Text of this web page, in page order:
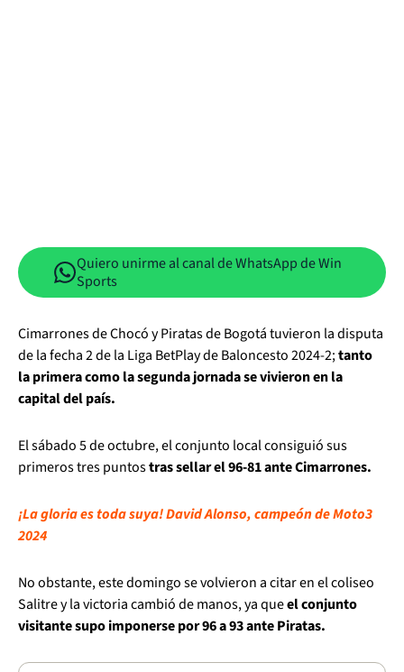
Quiero unirme al canal de WhatsApp de Win
Sports
Cimarrones de Chocó y Piratas de Bogotá tuvieron la disputa
de la fecha 2 de la Liga BetPlay de Baloncesto 2024-2;tanto
la primera como la segunda jornada se vivieron en la
capital del país.
El sábado 5 de octubre, el conjunto local consiguió sus
primeros tres puntostras sellar el 96-81 ante Cimarrones.
¡La gloria es toda suya! David Alonso, campeón de Moto3
2024
No obstante, este domingo se volvieron a citar en el coliseo
Salitre y la victoria cambió de manos, ya queel conjunto
visitante supo imponerse por 96 a 93 ante Piratas.